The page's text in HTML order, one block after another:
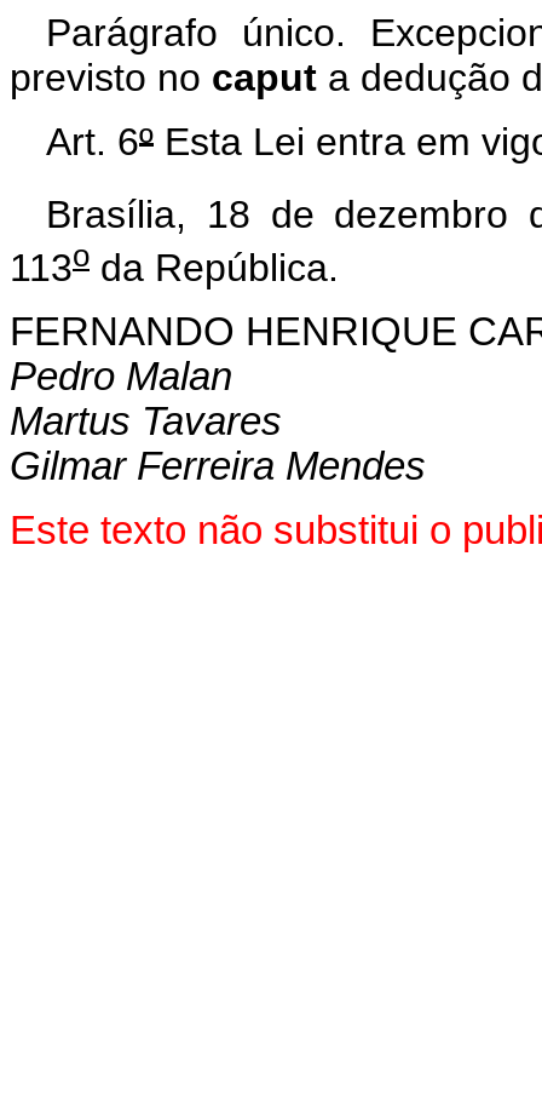
Parágrafo único.
previsto no caput a dedução
Art. 6º Esta Lei entra em
Brasília, 18 de dezembro
113o da República.
FERNANDO HENRIQUE
Pedro Malan
Martus Tavares
Gilmar Ferreira Mendes
Este texto não substitui o